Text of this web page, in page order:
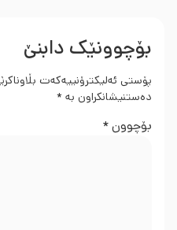
بۆچوونێک دابنێ
پۆستی ئەلیکترۆنییەکەت
دەستنیشانکراون بە *
بۆچوون*